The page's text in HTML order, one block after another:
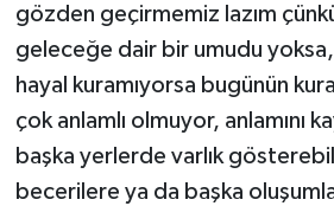
gözden geçirmemiz lazım
geleceğe dair bir umudu
hayal kuramıyorsa bugünün
çok anlamlı olmuyor, anlamını
başka yerlerde varlık
becerilere ya da başka